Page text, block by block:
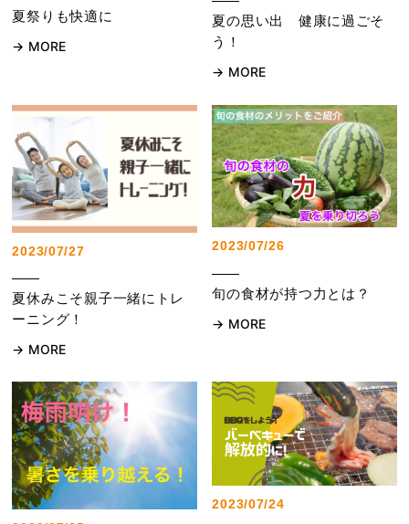
夏祭りも快適に
MORE
夏の思い出 健康に過ごそ
う！
MORE
2023/07/27
夏休みこそ親子一緒にトレ
ーニング！
MORE
2023/07/26
旬の食材が持つ力とは？
MORE
2023/07/24